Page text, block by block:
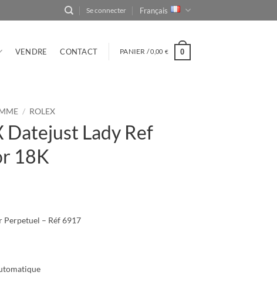
Se connecter Français
VENDRE CONTACT PANIER /0,00 € 0
/ ROLEX
Datejust Lady Ref
18K
Perpetuel – Réf 6917